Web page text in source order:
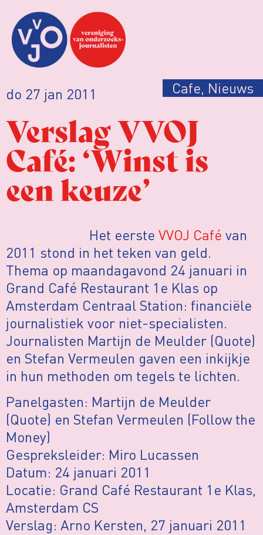
do 27 jan 2011 Cafe, Nieuws
Verslag VVOJ
Café: ‘Winst is
een keuze’
Het eerste VVOJ Café van
2011 stond in het teken van geld.
Thema op maandagavond 24 januari in
Grand Café Restaurant 1e Klas op
Amsterdam Centraal Station: financiële
journalistiek voor niet-specialisten.
Journalisten Martijn de Meulder (Quote)
en Stefan Vermeulen gaven een inkijkje
in hun methoden om tegels te lichten.
Panelgasten: Martijn de Meulder
(Quote) en Stefan Vermeulen (Follow the
Money)
Gespreksleider: Miro Lucassen
Datum: 24 januari 2011
Locatie: Grand Café Restaurant 1e Klas,
Amsterdam CS
Verslag: Arno Kersten, 27 januari 2011